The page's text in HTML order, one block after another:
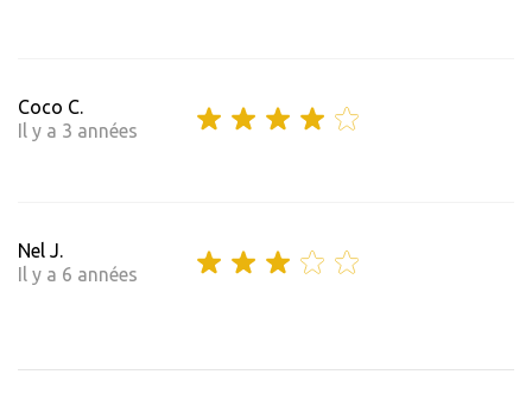
Coco C.
Il y a 3 années
Nel J.
Il y a 6 années